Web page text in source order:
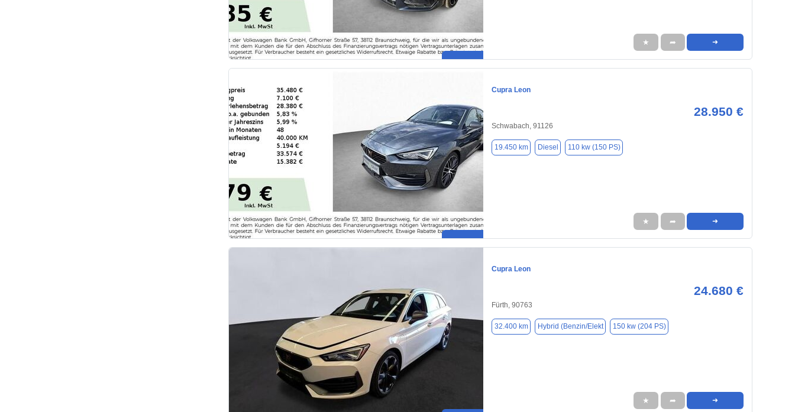
★ ➦ ➜
Cupra Leon
28.950 €
Schwabach, 91126
19.450 km Diesel 110 kw (150 PS)
★ ➦ ➜
Cupra Leon
24.680 €
Fürth, 90763
32.400 km Hybrid (Benzin/Elekt 150 kw (204 PS)
★ ➦ ➜